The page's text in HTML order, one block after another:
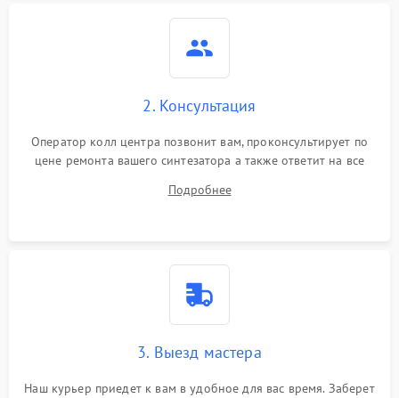
2. Консультация
Оператор колл центра позвонит вам, проконсультирует по
цене ремонта вашего синтезатора а также ответит на все
Подробнее
3. Выезд мастера
Наш курьер приедет к вам в удобное для вас время. Заберет